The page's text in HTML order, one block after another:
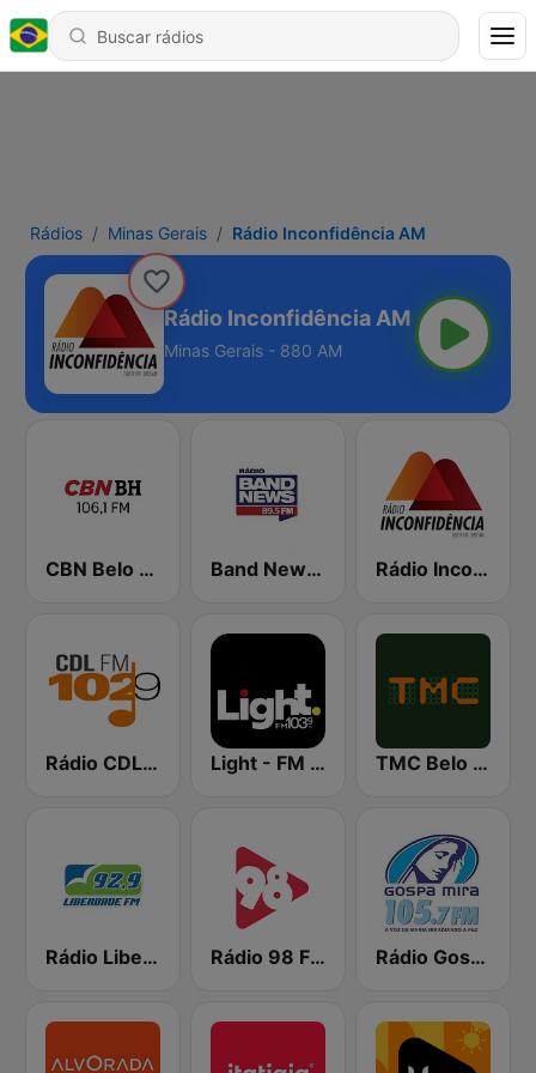
Rádios Minas Gerais Rádio Inconfidência AM
Rádio Inconfidência AM
Minas Gerais - 880 AM
CBN Belo Horizonte Band News FM - 89.5 Belo Horizonte Rádio Inconfidência FM
Rádio CDL 102.9 FM Light - FM 103.9 TMC Belo Horizonte
Rádio Liberdade FM 92.9 Rádio 98 FM Rádio Gospa Mira FM 105.7